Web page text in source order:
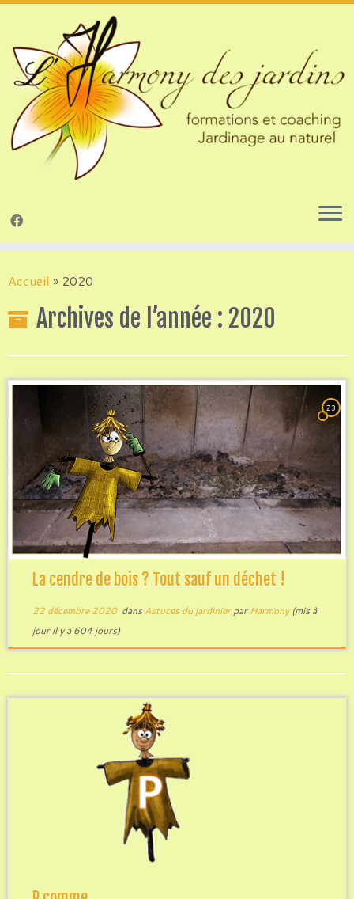
auAccueil » 2020
Archives de l’année : 2020
23
La cendre de bois ? Tout sauf un déchet !
22 décembre 2020dans Astuces du jardinierparHarmony(mis à
jour il y a 604 jours)